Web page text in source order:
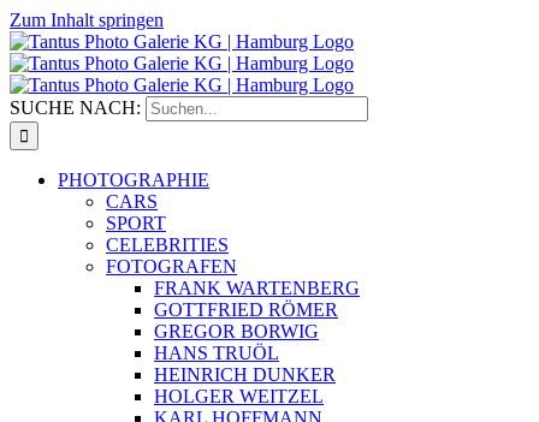
Zum Inhalt springen
SUCHE NACH:
PHOTOGRAPHIE
CARS
SPORT
CELEBRITIES
FOTOGRAFEN
FRANK WARTENBERG
GOTTFRIED RÖMER
GREGOR BORWIG
HANS TRUÖL
HEINRICH DUNKER
HOLGER WEITZEL
KARL HOFFMANN